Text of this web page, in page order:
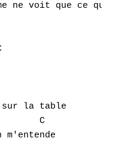
ne voit que ce qu'il
sur la table
C